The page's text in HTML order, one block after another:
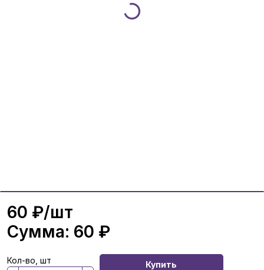
60 ₽/шт
Сумма: 60 ₽
Кол-во, шт Купить